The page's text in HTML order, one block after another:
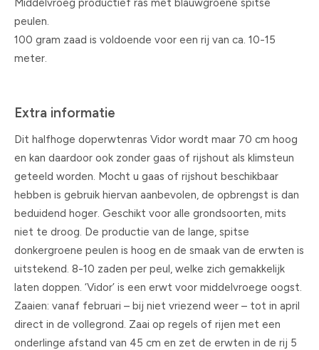
Middelvroeg productief ras met blauwgroene spitse
peulen.
100 gram zaad is voldoende voor een rij van ca. 10-15
meter.
Extra informatie
Dit halfhoge doperwtenras Vidor wordt maar 70 cm hoog
en kan daardoor ook zonder gaas of rijshout als klimsteun
geteeld worden. Mocht u gaas of rijshout beschikbaar
hebben is gebruik hiervan aanbevolen, de opbrengst is dan
beduidend hoger. Geschikt voor alle grondsoorten, mits
niet te droog. De productie van de lange, spitse
donkergroene peulen is hoog en de smaak van de erwten is
uitstekend. 8-10 zaden per peul, welke zich gemakkelijk
laten doppen. ‘Vidor’ is een erwt voor middelvroege oogst.
Zaaien: vanaf februari – bij niet vriezend weer – tot in april
direct in de vollegrond. Zaai op regels of rijen met een
onderlinge afstand van 45 cm en zet de erwten in de rij 5